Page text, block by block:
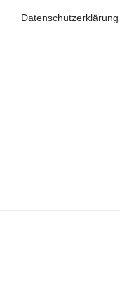
Datenschutzerklärung